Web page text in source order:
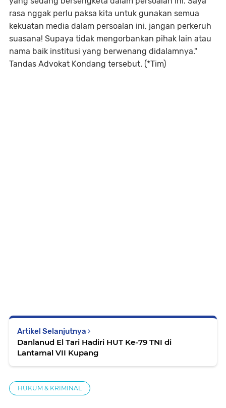
rasa nggak perlu paksa kita untuk gunakan semua
kekuatan media dalam persoalan ini, jangan perkeruh
suasana! Supaya tidak mengorbankan pihak lain atau
nama baik institusi yang berwenang didalamnya."
Tandas Advokat Kondang tersebut. (*Tim)
Artikel Selanjutnya
Danlanud El Tari Hadiri HUT Ke-79 TNI di
Lantamal VII Kupang
HUKUM & KRIMINAL